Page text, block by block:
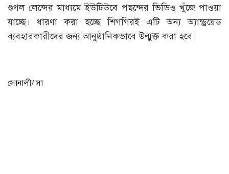
গুগল লেন্সের মাধ্যমে ইউটিউবে পছন্দের ভিডিও খুঁজে পাওয়া
যাচ্ছে। ধারণা করা হচ্ছে শিগগিরই এটি অন্য অ্যান্ড্রয়েড
ব্যবহারকারীদের জন্য আনুষ্ঠানিকভাবে উন্মুক্ত করা হবে।
সোনালী/ সা